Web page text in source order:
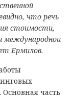
что речь
стоимости,
международной
Ермилов.
часть